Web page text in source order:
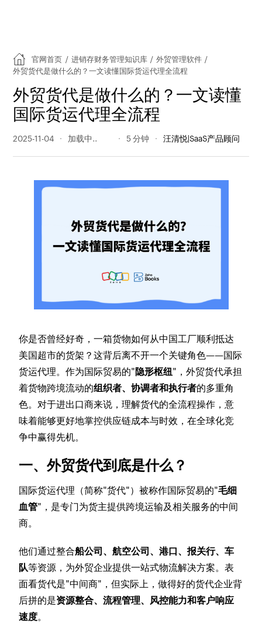
官网首页 / 进销存财务管理知识库 / 外贸管理软件 /
外贸货代是做什么的？一文读懂国际货运代理全流程
外贸货代是做什么的？一文读懂
国际货运代理全流程
2025-11-04 1028 阅读量 5 分钟 汪清悦|SaaS产品顾问
你是否曾经好奇，一箱货物如何从中国工厂顺利抵达
美国超市的货架？这背后离不开一个关键角色——国际
货运代理。作为国际贸易的"隐形枢纽"，外贸货代承担
着货物跨境流动的组织者、协调者和执行者的多重角
色。对于进出口商来说，理解货代的全流程操作，意
味着能够更好地掌控供应链成本与时效，在全球化竞
争中赢得先机。
一、外贸货代到底是什么？
国际货运代理（简称"货代"）被称作国际贸易的"毛细
血管"，是专门为货主提供跨境运输及相关服务的中间
商。
他们通过整合船公司、航空公司、港口、报关行、车
队等资源，为外贸企业提供一站式物流解决方案。表
面看货代是"中间商"，但实际上，做得好的货代企业背
后拼的是资源整合、流程管理、风控能力和客户响应
速度。